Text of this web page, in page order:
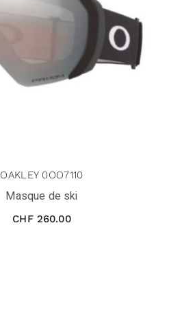
OAKLEY 0OO7110
Masque de ski
CHF260.00